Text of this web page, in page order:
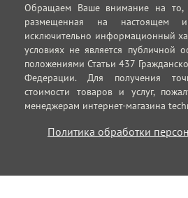
Обращаем Ваше внимание на то,
размещенная на настоящем
исключительно информационный
условиях не является публичной
положениями Статьи 437
Федерации. Для получения
стоимости товаров и услуг,
менеджерам интернет-магазина
Политика обработки